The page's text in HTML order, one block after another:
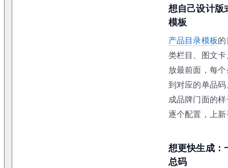
想自己设计版
模板
产品目录模板
类栏目、图文
放最前面，每
到对应的单品
成品牌门面的
逐个配置，上
想更快生成：
总码